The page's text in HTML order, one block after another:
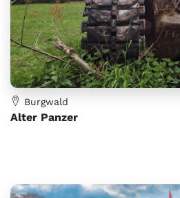
Burgwald
Alter Panzer